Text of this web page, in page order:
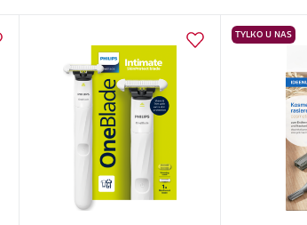
TYLKO U NAS